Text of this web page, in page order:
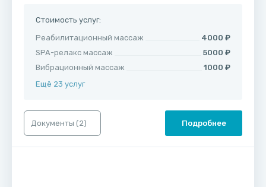
Стоимость услуг:
Реабилитационный массаж
4000 ₽
SPA-релакс массаж
5000 ₽
Вибрационный массаж
1000 ₽
Ещё 23 услуг
Документы (2) Подробнее